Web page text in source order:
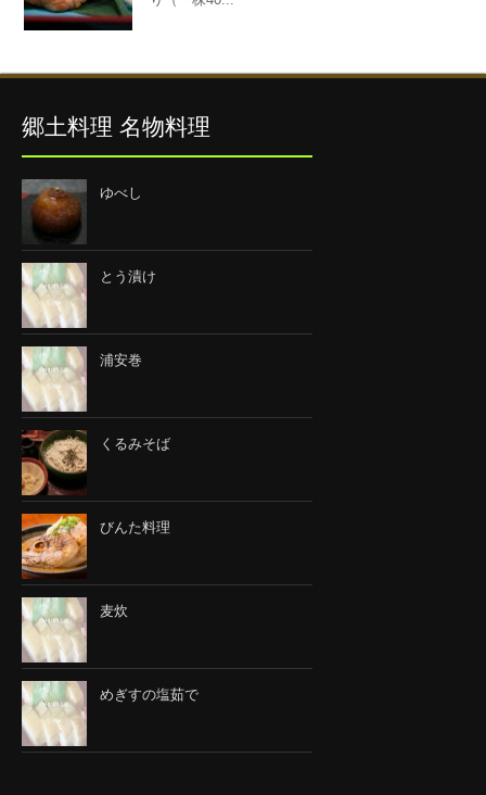
郷土料理 名物料理
ゆべし
とう漬け
浦安巻
くるみそば
びんた料理
麦炊
めぎすの塩茹で